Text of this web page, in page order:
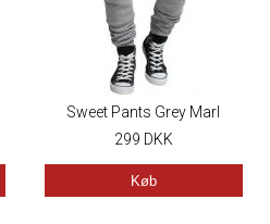
Sweet Pants Grey Marl
299 DKK
Køb